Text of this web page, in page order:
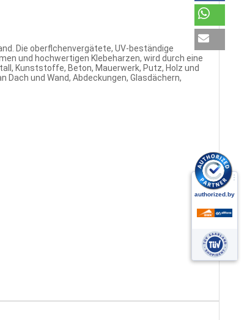
Die oberflchenvergätete, UV-beständige
und hochwertigen Klebeharzen, wird durch eine
Kunststoffe, Beton, Mauerwerk, Putz, Holz und
Dach und Wand, Abdeckungen, Glasdächern,